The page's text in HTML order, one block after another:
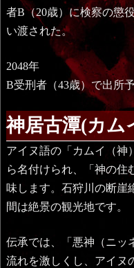
者B（20歳）に検察の懲
い渡された。
2048年
B受刑者（43歳）で出所
神居古潭(カム
アイヌ語の「カムイ（神
ら名付けられ、「神の住
味します。石狩川の断崖
間は絶景の観光地です。
伝承では、「悪神（ニッ
流れを激しくし、アイヌ